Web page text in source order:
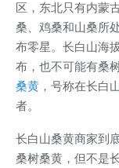
区，东北只有内蒙
桑、鸡桑和山桑所
布零星。长白山海
布，也不可能有桑
桑黄 ，号称在长白
者。
长白山桑黄商家到
桑树桑黄，但不是